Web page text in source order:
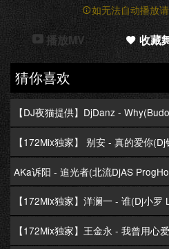
如无法自动播放
播放MV 收藏
猜你喜欢
【DJ夜猫提供】DjDanz -
【172Mix独家】 别安 - 真的爱你
AKa诉阳 - 追光者(北流DjAS
【172Mix独家】洋澜一 - 谁(Dj小